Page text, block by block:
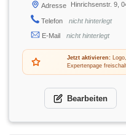
Adresse Hinrichsenstr. 9,
Telefon
nicht hinterlegt
E-Mail
nicht hinterlegt
Jetzt aktivieren:Logo,
Expertenpage
Bearbeiten